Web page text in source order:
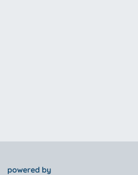
powered by